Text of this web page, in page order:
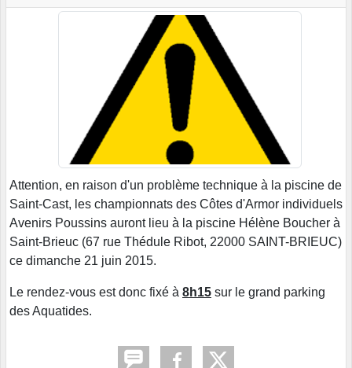
Attention, en raison d'un problème technique à la piscine de
Saint-Cast, les championnats des Côtes d'Armor individuels
Avenirs Poussins auront lieu à la piscine Hélène Boucher à
Saint-Brieuc (67 rue Thédule Ribot, 22000 SAINT-BRIEUC)
ce dimanche 21 juin 2015.
Le rendez-vous est donc fixé à 8h15 sur le grand parking
des Aquatides.